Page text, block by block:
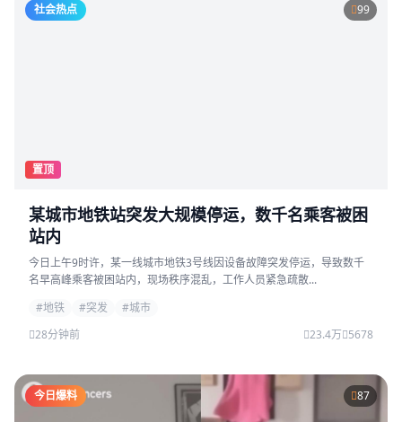
社会热点 99
置顶
某城市地铁站突发大规模停运，数千名乘客被困
站内
今日上午9时许，某一线城市地铁3号线因设备故障突发停运，导致数千
名早高峰乘客被困站内，现场秩序混乱，工作人员紧急疏散...
#地铁
#突发
#城市
28分钟前
23.4万 5678
今日爆料 87